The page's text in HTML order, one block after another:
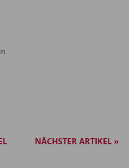
NÄCHSTER ARTIKEL »